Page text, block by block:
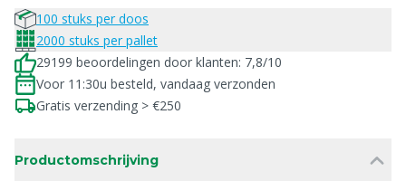
100 stuks per doos
2000 stuks per pallet
29199 beoordelingen door klanten: 7,8/10
Voor 11:30u besteld, vandaag verzonden
Gratis verzending > €250
Productomschrijving